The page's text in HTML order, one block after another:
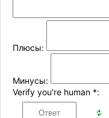
Плюсы:
Минусы:
Verify you're human *: